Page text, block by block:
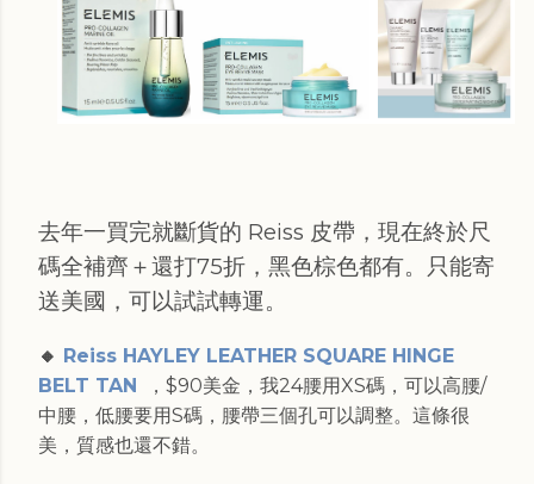
去年一買完就斷貨的 Reiss 皮帶，現在終於尺
碼全補齊＋還打75折，黑色棕色都有。只能寄
送美國，可以試試轉運。
🔸 Reiss HAYLEY LEATHER SQUARE HINGE
BELT TAN ，$90美金，我24腰用XS碼，可以高腰/
中腰，低腰要用S碼，腰帶三個孔可以調整。這條很
美，質感也還不錯。